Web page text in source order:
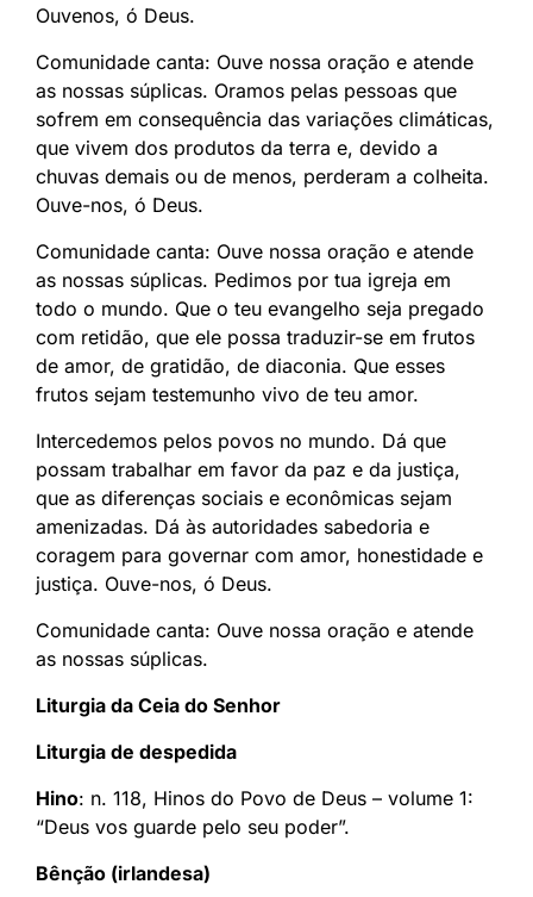
Ouvenos, ó Deus.
Comunidade canta: Ouve nossa oração e atende
as nossas súplicas. Oramos pelas pessoas que
sofrem em consequência das variações climáticas,
que vivem dos produtos da terra e, devido a
chuvas demais ou de menos, perderam a colheita.
Ouve-nos, ó Deus.
Comunidade canta: Ouve nossa oração e atende
as nossas súplicas. Pedimos por tua igreja em
todo o mundo. Que o teu evangelho seja pregado
com retidão, que ele possa traduzir-se em frutos
de amor, de gratidão, de diaconia. Que esses
frutos sejam testemunho vivo de teu amor.
Intercedemos pelos povos no mundo. Dá que
possam trabalhar em favor da paz e da justiça,
que as diferenças sociais e econômicas sejam
amenizadas. Dá às autoridades sabedoria e
coragem para governar com amor, honestidade e
justiça. Ouve-nos, ó Deus.
Comunidade canta: Ouve nossa oração e atende
as nossas súplicas.
Liturgia da Ceia do Senhor
Liturgia de despedida
Hino: n. 118, Hinos do Povo de Deus – volume 1:
“Deus vos guarde pelo seu poder”.
Bênção (irlandesa)